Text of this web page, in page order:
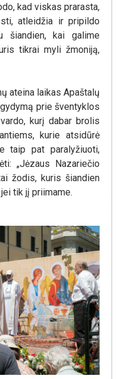
kad viskas prarasta,
atleidžia ir pripildo
šiandien, kai galime
tikrai myli žmoniją,
ateina laikas Apaštalų
prie šventyklos
kurį dabar brolis
kurie atsidūrė
taip pat paralyžiuoti,
„Jėzaus Nazariečio
žodis, kuris šiandien
tik jį priimame.